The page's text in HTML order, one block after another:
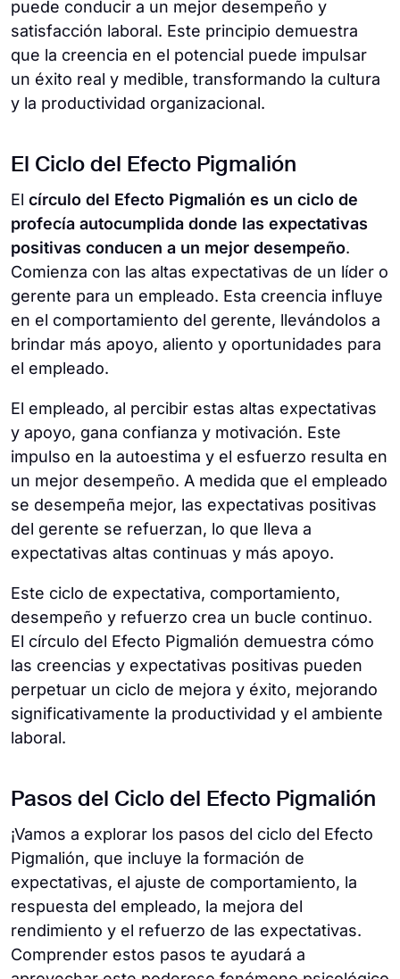
puede conducir a un mejor desempeño y
satisfacción laboral. Este principio demuestra
que la creencia en el potencial puede impulsar
un éxito real y medible, transformando la cultura
y la productividad organizacional.
El Ciclo del Efecto Pigmalión
El círculo del Efecto Pigmalión es un ciclo de
profecía autocumplida donde las expectativas
positivas conducen a un mejor desempeño.
Comienza con las altas expectativas de un líder o
gerente para un empleado. Esta creencia influye
en el comportamiento del gerente, llevándolos a
brindar más apoyo, aliento y oportunidades para
el empleado.
El empleado, al percibir estas altas expectativas
y apoyo, gana confianza y motivación. Este
impulso en la autoestima y el esfuerzo resulta en
un mejor desempeño. A medida que el empleado
se desempeña mejor, las expectativas positivas
del gerente se refuerzan, lo que lleva a
expectativas altas continuas y más apoyo.
Este ciclo de expectativa, comportamiento,
desempeño y refuerzo crea un bucle continuo.
El círculo del Efecto Pigmalión demuestra cómo
las creencias y expectativas positivas pueden
perpetuar un ciclo de mejora y éxito, mejorando
significativamente la productividad y el ambiente
laboral.
Pasos del Ciclo del Efecto Pigmalión
¡Vamos a explorar los pasos del ciclo del Efecto
Pigmalión, que incluye la formación de
expectativas, el ajuste de comportamiento, la
respuesta del empleado, la mejora del
rendimiento y el refuerzo de las expectativas.
Comprender estos pasos te ayudará a